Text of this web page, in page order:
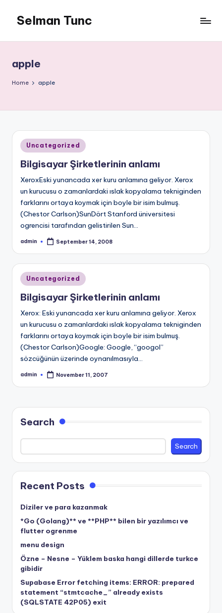
Selman Tunc
apple
Home apple
Posted
in
Uncategorized
Bilgisayar Şirketlerinin anlamı
XeroxEski yunancada xer kuru anlamına geliyor. Xerox
un kurucusu o zamanlardaki ıslak kopyalama tekniginden
farklarını ortaya koymak için boyle bir isim bulmuş.
(Chestor Carlson)SunDört Stanford üniversitesi
ogrencisi tarafından gelistirilen Sun…
Posted
admin September 14, 2008
Posted
in
Uncategorized
Bilgisayar Şirketlerinin anlamı
Xerox: Eski yunancada xer kuru anlamına geliyor. Xerox
un kurucusu o zamanlardaki ıslak kopyalama tekniginden
farklarını ortaya koymak için boyle bir isim bulmuş.
(Chestor Carlson)Google: Google, “googol”
sözcüğünün üzerinde oynanılmasıyla…
Posted
admin November 11, 2007
Search
Search
Recent Posts
Diziler ve para kazanmak
*Go (Golang)** ve **PHP** bilen bir yazılımcı ve
flutter ogrenme
menu design
Özne – Nesne – Yüklem baska hangi dillerde turkce
gibidir
Supabase Error fetching items: ERROR: prepared
statement “stmtcache_” already exists
(SQLSTATE 42P05) exit